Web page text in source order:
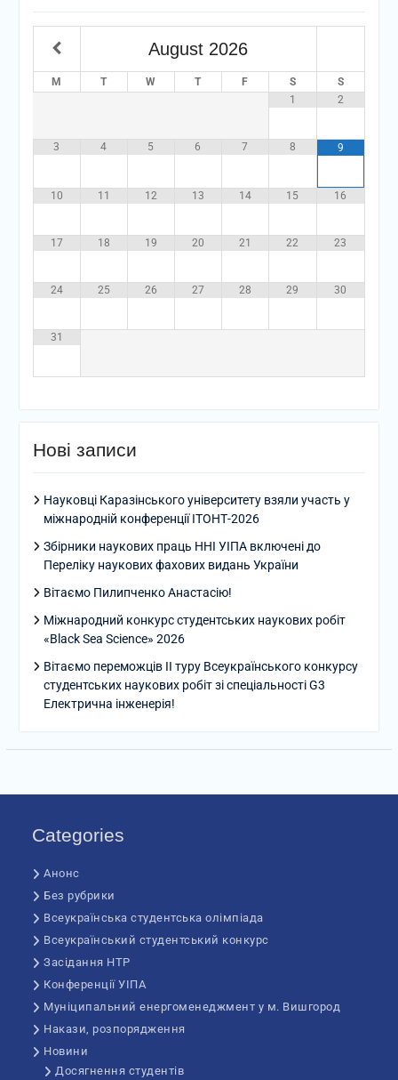
August 2026
M T W T F S
S
1
2
3 4 5 6 7 8 9
10 11 12 13 14 15 16
17 18 19 20 21 22 23
24 25 26 27 28 29 30
31
Нові записи
Науковці Каразінського університету взяли участь у
міжнародній конференції ІТОНТ-2026
Збірники наукових праць ННІ УІПА включені до
Переліку наукових фахових видань України
Вітаємо Пилипченко Анастасію!
Міжнародний конкурс студентських наукових робіт
«Black Sea Science» 2026
Вітаємо переможців ІІ туру Всеукраїнського конкурсу
студентських наукових робіт зі спеціальності G3
Електрична інженерія!
Categories
Анонс
Без рубрики
Всеукраїнська студентська олімпіада
Всеукраїнський студентський конкурс
Засідання НТР
Конференції УІПА
Муніципальний енергоменеджмент у м. Вишгород
Накази, розпорядження
Новини
Досягнення студентів